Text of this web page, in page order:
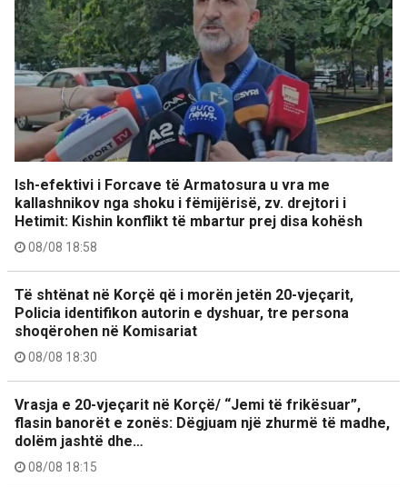
Ish-efektivi i Forcave të Armatosura u vra me
kallashnikov nga shoku i fëmijërisë, zv. drejtori i
Hetimit: Kishin konflikt të mbartur prej disa kohësh
08/08 18:58
Të shtënat në Korçë që i morën jetën 20-vjeçarit,
Policia identifikon autorin e dyshuar, tre persona
shoqërohen në Komisariat
08/08 18:30
Vrasja e 20-vjeçarit në Korçë/ “Jemi të frikësuar”,
flasin banorët e zonës: Dëgjuam një zhurmë të madhe,
dolëm jashtë dhe…
08/08 18:15